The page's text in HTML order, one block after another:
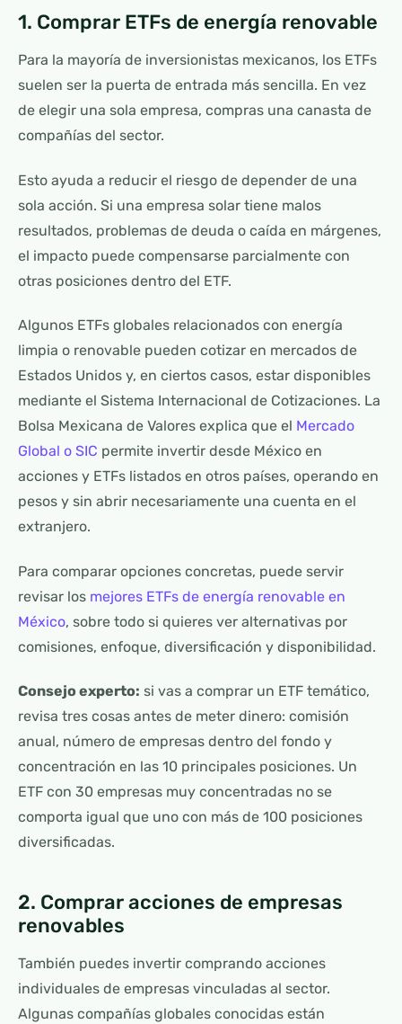
1. Comprar ETFs de energía renovable
Para la mayoría de inversionistas mexicanos, los ETFs
suelen ser la puerta de entrada más sencilla. En vez
de elegir una sola empresa, compras una canasta de
compañías del sector.
Esto ayuda a reducir el riesgo de depender de una
sola acción. Si una empresa solar tiene malos
resultados, problemas de deuda o caída en márgenes,
el impacto puede compensarse parcialmente con
otras posiciones dentro del ETF.
Algunos ETFs globales relacionados con energía
limpia o renovable pueden cotizar en mercados de
Estados Unidos y, en ciertos casos, estar disponibles
mediante el Sistema Internacional de Cotizaciones. La
Bolsa Mexicana de Valores explica que el Mercado
Global o SIC permite invertir desde México en
acciones y ETFs listados en otros países, operando en
pesos y sin abrir necesariamente una cuenta en el
extranjero.
Para comparar opciones concretas, puede servir
revisar los mejores ETFs de energía renovable en
México, sobre todo si quieres ver alternativas por
comisiones, enfoque, diversificación y disponibilidad.
Consejo experto: si vas a comprar un ETF temático,
revisa tres cosas antes de meter dinero: comisión
anual, número de empresas dentro del fondo y
concentración en las 10 principales posiciones. Un
ETF con 30 empresas muy concentradas no se
comporta igual que uno con más de 100 posiciones
diversificadas.
2. Comprar acciones de empresas
renovables
También puedes invertir comprando acciones
individuales de empresas vinculadas al sector.
Algunas compañías globales conocidas están